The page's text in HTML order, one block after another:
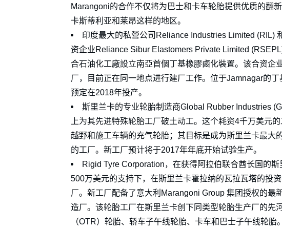
Marangoni的合作不仅将为巴士和卡车轮胎提供优质的翻
卡斯蒂利亚和莱昂这样的地区。
印度最大的私營公司Reliance Industries Limited (RIL)
资企业Reliance Sibur Elastomers Private Limited
合石油化工廠設立南亞首個丁基橡膠鹵化裝置。该合资企
厂，目前正在同一地点进行建厂工作。位于Jamnagar的丁
预定在2018年投产。
斯里兰卡的专业轮胎制造商Global Rubber Industries
上为其先进特殊轮胎工厂破土动工。这个耗资4千万美元
越野和施工车辆的充气轮胎；其目标是成为斯里兰卡最大
的工厂。新工厂预计将于2017年年底开始试验生产。
Rigid Tyre Corporation，在获得阿拉伯联合酋长国的
500万美元的支持下，在斯里兰卡霍拉纳的瓦拉瓦塔的投
厂。新工厂配备了意大利Marangoni Group 集团授权的最
造厂。该轮胎工厂在斯里兰卡创下同类型轮胎生产厂的先
（OTR）轮胎、轿车子午线轮胎、卡车和巴士子午线轮